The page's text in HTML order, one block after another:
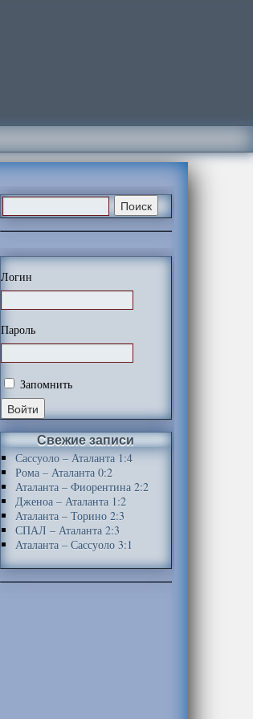
Логин
Пароль
Запомнить
Свежие записи
Сассуоло – Аталанта 1:4
Рома – Аталанта 0:2
Аталанта – Фиорентина 2:2
Дженоа – Аталанта 1:2
Аталанта – Торино 2:3
СПАЛ – Аталанта 2:3
Аталанта – Сассуоло 3:1